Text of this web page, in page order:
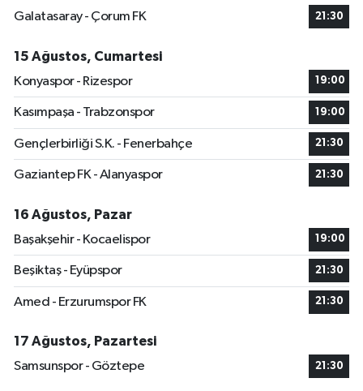
Galatasaray - Çorum FK
21:30
15 Ağustos, Cumartesi
Konyaspor - Rizespor
19:00
Kasımpaşa - Trabzonspor 19:00
Gençlerbirliği S.K. - Fenerbahçe 21:30
Gaziantep FK - Alanyaspor 21:30
16 Ağustos, Pazar
Başakşehir - Kocaelispor
19:00
Beşiktaş - Eyüpspor 21:30
Amed - Erzurumspor FK 21:30
17 Ağustos, Pazartesi
Samsunspor - Göztepe
21:30